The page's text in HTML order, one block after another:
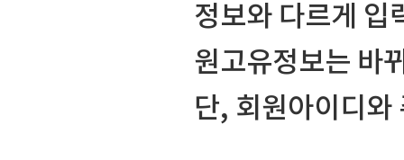
정보와 다르게 입
원고유정보는 바
단, 회원아이디와